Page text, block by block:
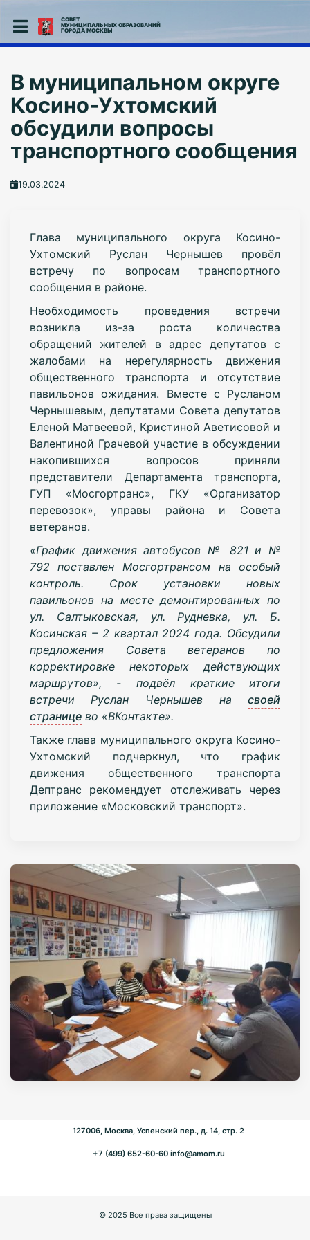
СОВЕТ
МУНИЦИПАЛЬНЫХ ОБРАЗОВАНИЙ
ГОРОДА МОСКВЫ
В муниципальном округе
Косино-Ухтомский
обсудили вопросы
транспортного сообщения
19.03.2024
Глава муниципального округа Косино-
Ухтомский Руслан Чернышев провёл
встречу по вопросам транспортного
сообщения в районе.
Необходимость проведения встречи
возникла из-за роста количества
обращений жителей в адрес депутатов с
жалобами на нерегулярность движения
общественного транспорта и отсутствие
павильонов ожидания. Вместе с Русланом
Чернышевым, депутатами Совета депутатов
Еленой Матвеевой, Кристиной Аветисовой и
Валентиной Грачевой участие в обсуждении
накопившихся вопросов приняли
представители Департамента транспорта,
ГУП «Мосгортранс», ГКУ «Организатор
перевозок», управы района и Совета
ветеранов.
«График движения автобусов № 821 и №
792 поставлен Мосгортрансом на особый
контроль. Срок установки новых
павильонов на месте демонтированных по
ул. Салтыковская, ул. Рудневка, ул. Б.
Косинская – 2 квартал 2024 года. Обсудили
предложения Совета ветеранов по
корректировке некоторых действующих
маршрутов», - подвёл краткие итоги
встречи Руслан Чернышев насвоей
страницево «ВКонтакте».
Также глава муниципального округа Косино-
Ухтомский подчеркнул, что график
движения общественного транспорта
Дептранс рекомендует отслеживать через
приложение «Московский транспорт».
127006, Москва, Успенский пер., д. 14, стр. 2
+7 (499) 652-60-60 info@amom.ru
© 2025 Все права защищены